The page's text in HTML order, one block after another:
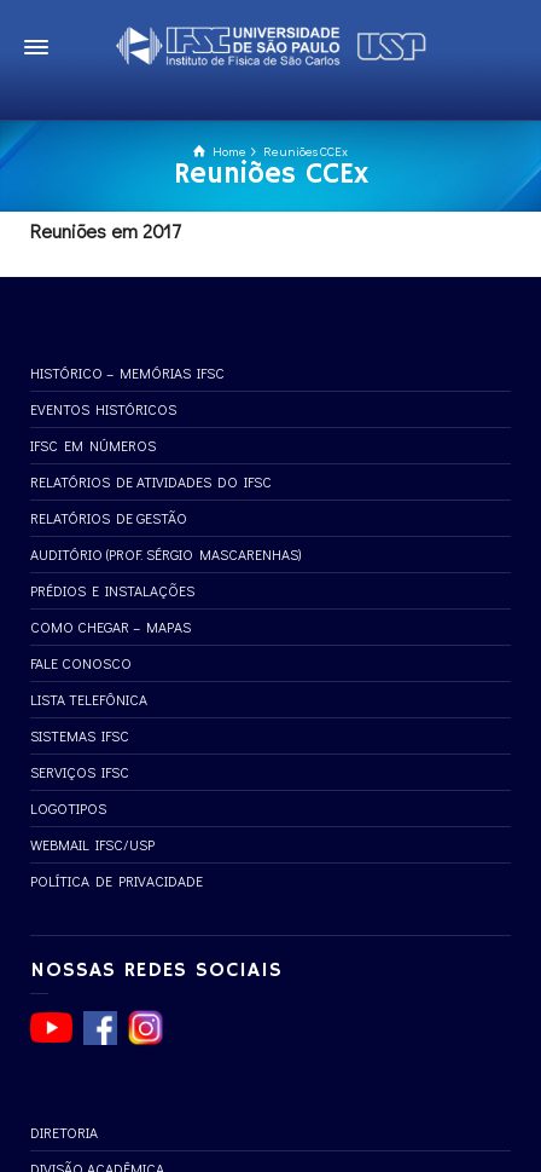
Home Reuniões CCEx
Reuniões CCEx
Reuniões em 2017
HISTÓRICO – MEMÓRIAS IFSC
EVENTOS HISTÓRICOS
IFSC EM NÚMEROS
RELATÓRIOS DE ATIVIDADES DO IFSC
RELATÓRIOS DE GESTÃO
AUDITÓRIO (PROF. SÉRGIO MASCARENHAS)
PRÉDIOS E INSTALAÇÕES
COMO CHEGAR – MAPAS
FALE CONOSCO
LISTA TELEFÔNICA
SISTEMAS IFSC
SERVIÇOS IFSC
LOGOTIPOS
WEBMAIL IFSC/USP
POLÍTICA DE PRIVACIDADE
NOSSAS REDES SOCIAIS
DIRETORIA